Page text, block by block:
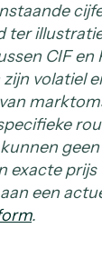
ter
CIF en
volatiel
exacte
een
.